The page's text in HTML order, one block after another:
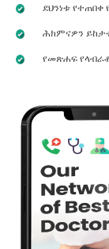
ደህንነቱ
ሕክምናዎን
የመጽሐፍ